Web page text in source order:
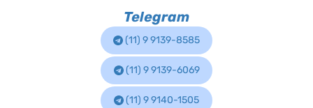
Telegram
(11) 9 9139-8585
(11) 9 9139-6069
(11) 9 9140-1505